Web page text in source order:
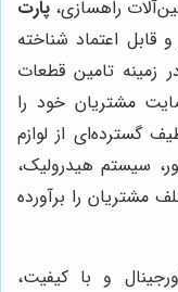
راهسازی، پارت
قابل اعتماد شناخته
زمینه تامین قطعات
مشتریان خود را
گسترده‌ای از لوازم
سیستم هیدرولیک،
مشتریان را برآورده
و با کیفیت،